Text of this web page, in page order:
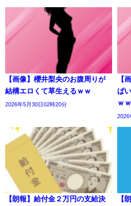
【画像】櫻井梨央のお腹周りが
結構エロくて草生えるｗｗ
2026年5月30日02時20分
【
ぱ
ｗ
2026
【朗報】給付金２万円の支給決
【